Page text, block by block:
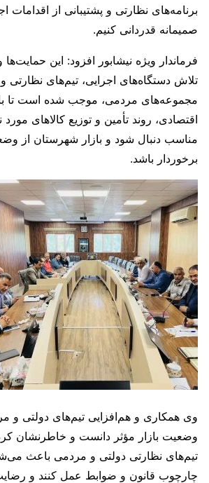
برنامه‌های نظارتی و پشتیبانی از اقدامات
صمیمانه قدردانی کنیم.
فرماندار ویژه نیشابور افزود: این حمایت‌ها
تلاش دستگاه‌های اجرایی، تیم‌های نظارتی
مجموعه‌های مردمی، موجب شده است تا
اقتصادی، روند تأمین و توزیع کالاهای مورد
مناسب دنبال شود و بازار شهرستان از
برخوردار باشد.
وی همکاری و هم‌افزایی تیم‌های دولتی و
وضعیت بازار مؤثر دانست و خاطرنشان
تیم‌های نظارتی دولتی و مردمی باعث
چارچوب قانون و ضوابط عمل کنند و